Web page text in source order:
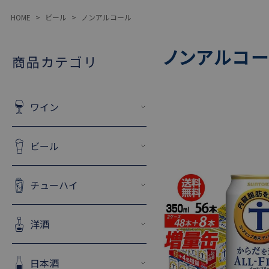
HOME ビール ノンアルコール
商品カテゴリ
ワイン
ビール
チューハイ
洋酒
日本酒
ノンアルコ